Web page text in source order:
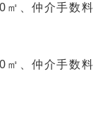
㎡、仲介手数料
㎡、仲介手数料